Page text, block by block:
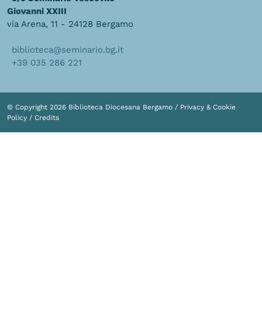
Giovanni XXIII
via Arena, 11 - 24128 Bergamo
biblioteca@seminario.bg.it
+39 035 286 221
© Copyright 2026 Biblioteca Diocesana Bergamo / Privacy & Cookie
Policy / Credits